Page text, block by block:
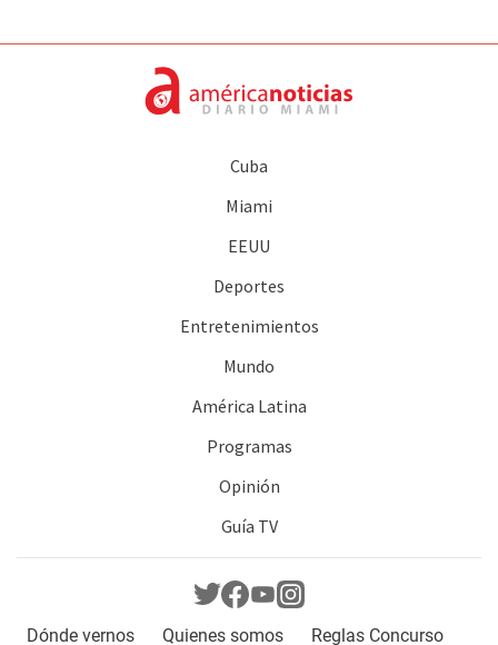
Cuba
Miami
EEUU
Deportes
Entretenimientos
Mundo
América Latina
Programas
Opinión
Guía TV
Dónde vernos Quienes somos Reglas Concurso